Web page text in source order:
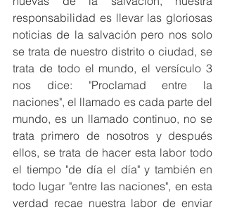
responsabilidad es llevar las gloriosas
noticias de la salvación pero nos solo
se trata de nuestro distrito o ciudad, se
trata de todo el mundo, el versículo 3
nos dice: "Proclamad entre la
naciones", el llamado es cada parte del
mundo, es un llamado continuo, no se
trata primero de nosotros y después
ellos, se trata de hacer esta labor todo
el tiempo "de día el día" y también en
todo lugar "entre las naciones", en esta
verdad recae nuestra labor de enviar